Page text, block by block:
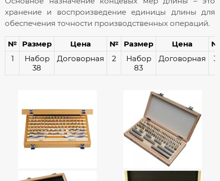
хранение и воспроизведение единицы длины для
обеспечения точности производственных операций.
№ Размер Цена № Размер Цена
№
1
Набор
38
Договорная 2
Набор
83
Договорная 3